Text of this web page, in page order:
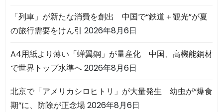
「列車」が新たな消費を創出 中国で“鉄道＋観光”が夏
の旅行需要をけん引 2026年8月6日
A4用紙より薄い「蝉翼鋼」が量産化 中国、高機能鋼材
で世界トップ水準へ2026年8月6日
北京で「アメリカシロヒトリ」が大量発生 幼虫が“爆食
期”に、防除が正念場2026年8月6日